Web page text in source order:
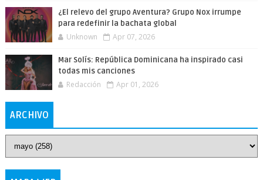
¿El relevo del grupo Aventura? Grupo Nox irrumpe
para redefinir la bachata global
Unknown Apr 07, 2026
Mar Solís: República Dominicana ha inspirado casi
todas mis canciones
Redacción Apr 01, 2026
ARCHIVO